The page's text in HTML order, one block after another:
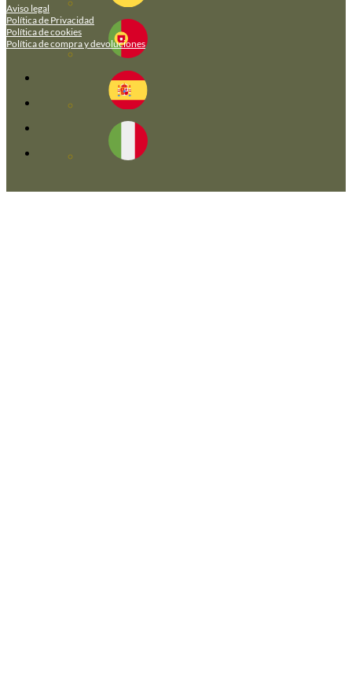
Aviso legal
Política de Privacidad
Política de cookies
Política de compra y devoluciones